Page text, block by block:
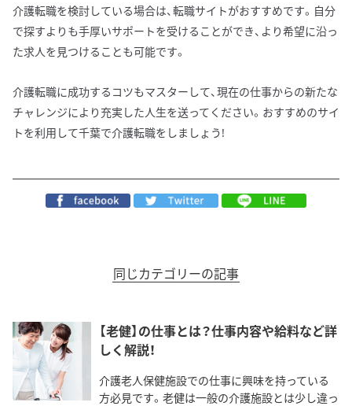
介護転職を検討している場合は、転職サイトがおすすめです。自分
で探すよりも手厚いサポートを受けることができ、より希望に沿っ
た求人を見つけることも可能です。
介護転職に成功するコツもマスターして、現在の仕事からの新たな
チャレンジにより充実した人生を送ってください。おすすめのサイ
トを利用して千葉で介護転職をしましょう!
同じカテゴリーの記事
【老健】の仕事とは？仕事内容や給料など詳
しく解説！
介護老人保健施設での仕事に興味を持っている
方必見です。老健は一般の介護施設とは少し違っ